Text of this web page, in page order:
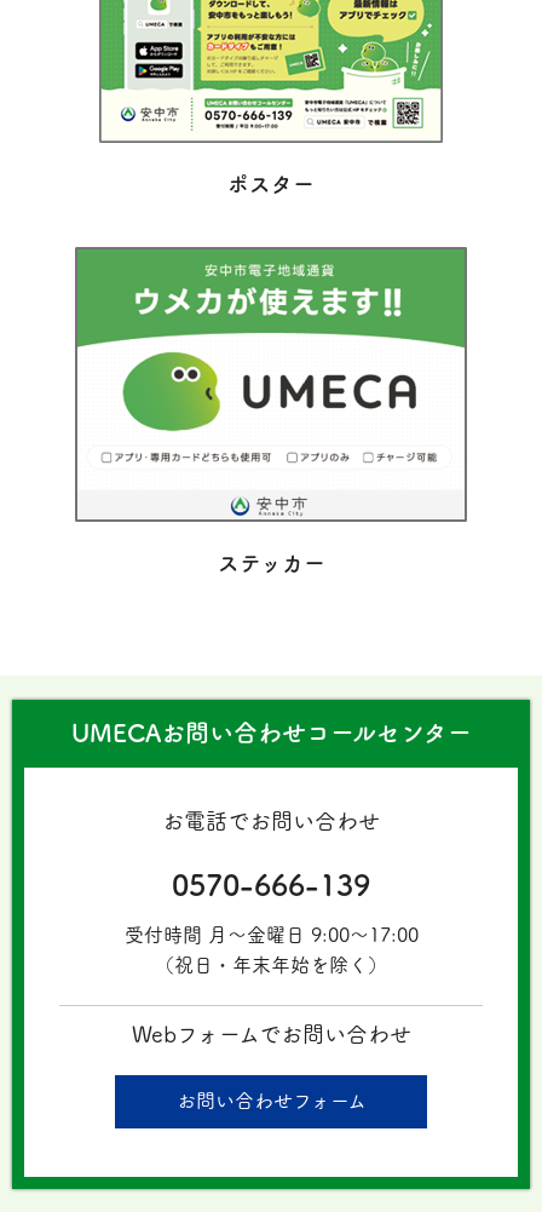
ポスター
ステッカー
UMECAお問い合わせコールセンター
お電話でお問い合わせ
0570-666-139
受付時間 月〜金曜日 9:00～17:00
（祝日・年末年始を除く）
Webフォームでお問い合わせ
お問い合わせフォーム